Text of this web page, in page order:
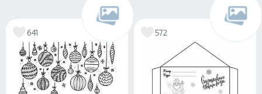
641 572